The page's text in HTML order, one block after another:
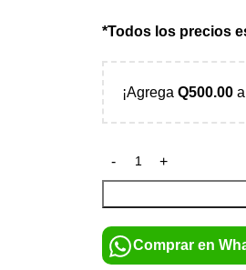
*Todos los precios
¡Agrega Q500.00
Comprar en